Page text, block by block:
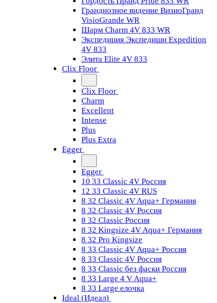
Грандиозное видение ВизиоГранд
VisioGrande WR
Шарм Charm 4V 833 WR
Экспедиция Экспедишн Expedition
4V 833
Элита Elite 4V 833
Clix Floor
Clix Floor
Charm
Excellent
Intense
Plus
Plus Extra
Egger
Egger
10 33 Classic 4V Россия
12 33 Classic 4V RUS
8 32 Classic 4V Aqua+ Германия
8 32 Classic 4V Россия
8 32 Classic Россия
8 32 Kingsize 4V Aqua+ Германия
8 32 Pro Kingsize
8 33 Classic 4V Aqua+ Россия
8 33 Classic 4V Россия
8 33 Classic без фаски Россия
8 33 Large 4 V Aqua+
8 33 Large елочка
Ideal (Идеал)